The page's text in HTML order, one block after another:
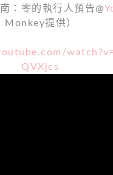
：零的執行人預告@
Monkey提供）
watch?
QVXjcs